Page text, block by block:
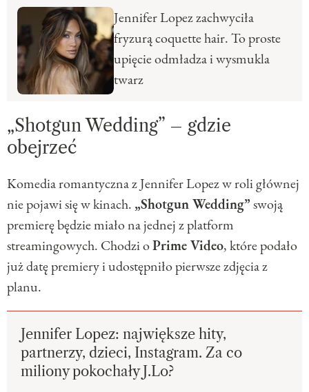
Jennifer Lopez zachwyciła
fryzurą coquette hair. To proste
upięcie odmładza i wysmukla
twarz
„Shotgun Wedding” – gdzie
obejrzeć
Komedia romantyczna z Jennifer Lopez w roli głównej
nie pojawi się w kinach. „Shotgun Wedding”swoją
premierę będzie miało na jednej z platform
streamingowych. Chodzi oPrime Video, które podało
już datę premiery i udostępniło pierwsze zdjęcia z
planu.
Jennifer Lopez: największe hity,
partnerzy, dzieci, Instagram. Za co
miliony pokochały J.Lo?